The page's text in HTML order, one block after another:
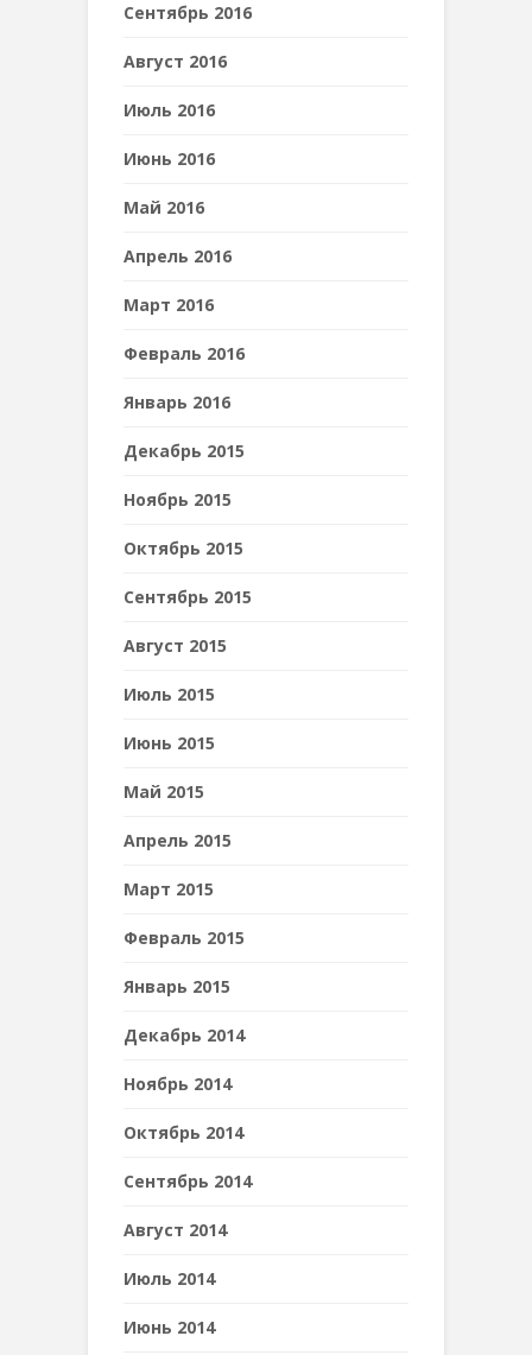
Сентябрь 2016
Август 2016
Июль 2016
Июнь 2016
Май 2016
Апрель 2016
Март 2016
Февраль 2016
Январь 2016
Декабрь 2015
Ноябрь 2015
Октябрь 2015
Сентябрь 2015
Август 2015
Июль 2015
Июнь 2015
Май 2015
Апрель 2015
Март 2015
Февраль 2015
Январь 2015
Декабрь 2014
Ноябрь 2014
Октябрь 2014
Сентябрь 2014
Август 2014
Июль 2014
Июнь 2014